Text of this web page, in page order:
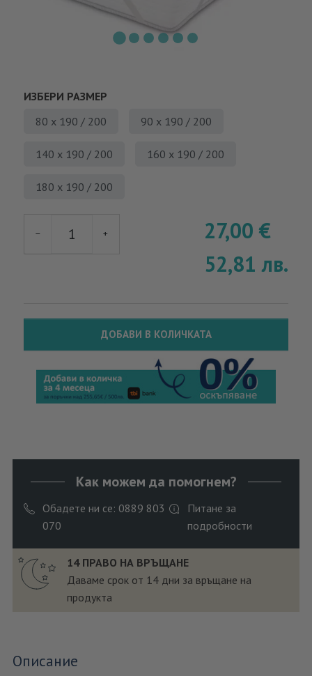
ИЗБЕРИ РАЗМЕР
80 x 190 / 200 90 х 190 / 200
140 х 190 / 200 160 х 190 / 200
180 х 190 / 200
− + 27,00€
52,81лв.
ДОБАВИ В КОЛИЧКАТА
Как можем да помогнем?
Обадете ни се: 0889 803
070
Питане за
подробности
14 ПРАВО НА ВРЪЩАНЕ
Даваме срок от 14 дни за връщане на
продукта
Описание